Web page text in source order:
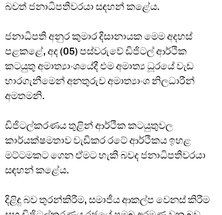
බවත් ජනාධිපතිවරයා සඳහන් කළේය.
ජනාධිපති අනුර කුමාර දිසානායක මෙම අදහස්
පළකළේ, අද (05) පස්වරුවේ ඩිජිටල් ආර්ථික
කටයුතු අමාත්‍යාංශයේදී එම අමාත්‍ය ධූරයේ වැඩ
භාරගැනීමෙන් අනතුරුව අමාත්‍යාංශ නිලධාරීන්
අමතමනි.
ඩිජිටල්කරණය තුළින් ආර්ථික කටයුතුවල
කාර්යක්ෂමතාව වැඩිකර රටේ ආර්ථිකය ඉහළ
මට්ටමකට ගෙන ඒමට හැකි බවද ජනාධිපතිවරයා
සඳහන් කළේය.
දිළිඳු බව තුරන්කිරීම, සමාජීය ආකල්ප වෙනස් කිරීම